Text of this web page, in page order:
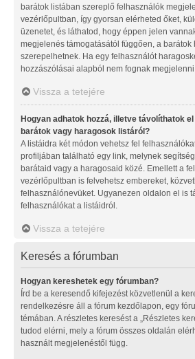
barátok listában szereplő felhasználók
vezérlőpultban, így gyorsan elérheted őket,
üzenetet, és láthatod, hogy éppen jelen
megjelenés támogatásától függően, a barátok
szerepelhetnek. Ha egy felhasználót
hozzászólásai alapból nem fognak megjelenni.
Vissza a tetejére
Hogyan adhatok hozzá, illetve távolíthatok
barátok vagy haragosok listáról?
A listáidra két módon vehetsz fel
profiljában található egy link, melynek
barátaid vagy a haragosaid közé. Emellett a
vezérlőpultban is felvehetsz embereket,
felhasználónevüket. Ugyanezen oldalon el is
felhasználókat a listáidról.
Vissza a tetejére
Keresés a fórumban
Hogyan kereshetek egy fórumban?
Írd be a keresendő kifejezést közvetlenül a
rendelkezésre áll a fórum kezdőlapon, egy
témában. A részletes keresést a „Részletes
tudod elérni, mely a fórum összes oldalán
használt megjelenéstől függ.